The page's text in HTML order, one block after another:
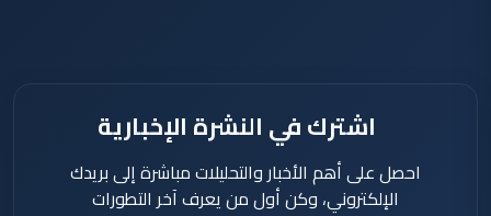
اشترك في النشرة الإخبارية
احصل على أهم الأخبار والتحليلات مباشرة إلى بريدك
الإلكتروني، وكن أول من يعرف آخر التطورات